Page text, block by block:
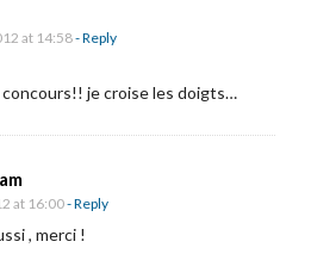
at 14:58- Reply
je croise les doigts…
at 16:00- Reply
, merci !